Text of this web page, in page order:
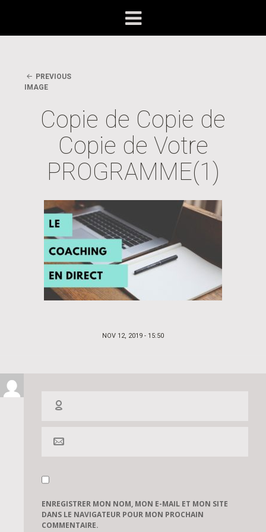
PREVIOUS
IMAGE
Copie de Copie de
Copie de Votre
PROGRAMME(1)
POSTED
NOV 12, 2019 - 15:50
ENREGISTRER MON NOM, MON E-MAIL ET MON SITE
DANS LE NAVIGATEUR POUR MON PROCHAIN
COMMENTAIRE.